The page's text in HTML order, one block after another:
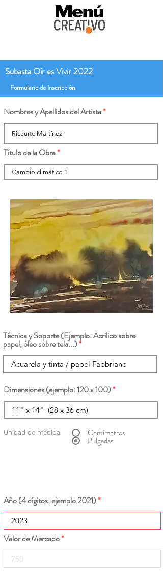
Subasta Oír es Vivir 2022
Formulario de Inscripción
Nombres y Apellidos del Artista
Título de la Obra
Técnica y Soporte (Ejemplo: Acrilico sobre
papel, óleo sobre tela...)
Dimensiones (ejemplo: 120 x 100)
Unidad de medida Centímetros
Pulgadas
Año (4 dígitos, ejemplo 2021)
Valor de Mercado